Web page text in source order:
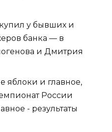
у бывших и
банка — в
и Дмитрия
яблоки и главное,
России
- результаты